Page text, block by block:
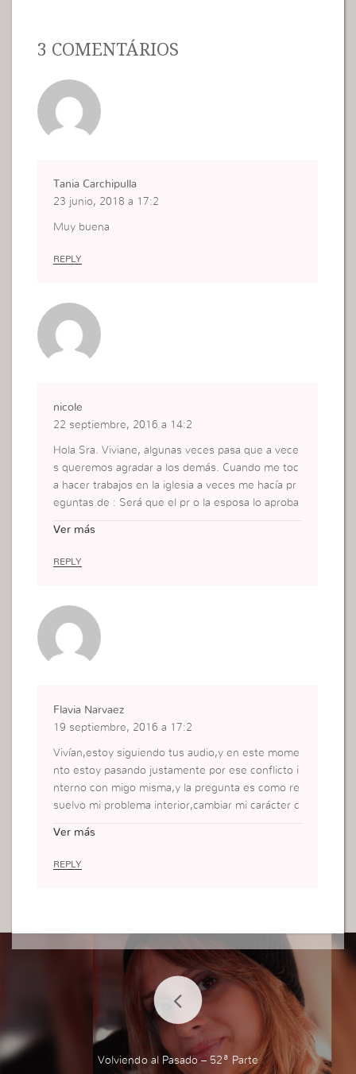
3 COMENTÁRIOS
Tania Carchipulla
23 junio, 2018 a 17:2
Muy buena
REPLY
nicole
22 septiembre, 2016 a 14:2
Hola Sra. Viviane, algunas veces pasa que a vece
s queremos agradar a los demás. Cuando me toc
a hacer trabajos en la iglesia a veces me hacía pr
eguntas de : Será que el pr o la esposa lo aproba
Ver más
REPLY
Flavia Narvaez
19 septiembre, 2016 a 17:2
Vivían,estoy siguiendo tus audio,y en este mome
nto estoy pasando justamente por ese conflicto i
nterno con migo misma,y la pregunta es como re
suelvo mi problema interior,cambiar mi carácter c
Ver más
REPLY
Volviendo al Pasado – 52ª Parte